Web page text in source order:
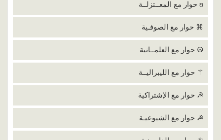
ʊ حوار مع المعــتزلــة
⌘ حوار مع الصوفـية
☮ حوار مع العلمــانية
⚚ حوار مع الليبراليــة
☭ حوار مع الإشتراكية
☭ حوار مع الشيوعيـة